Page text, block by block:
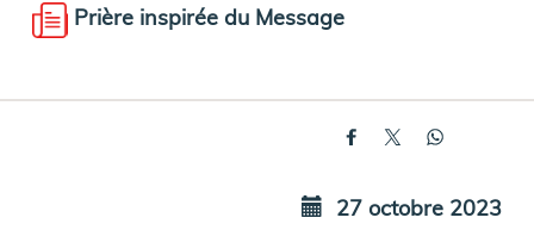
Prière inspirée du Message
27 octobre 2023